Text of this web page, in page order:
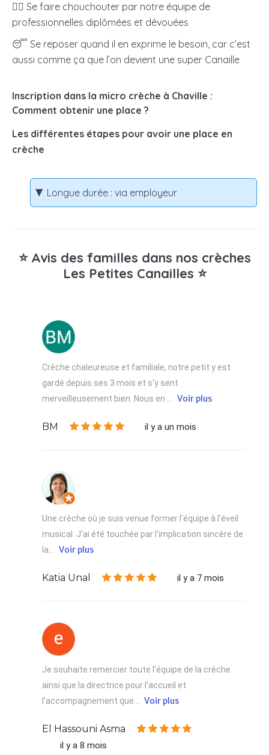
🧖‍♀️ Se faire chouchouter par notre équipe de
professionnelles diplômées et dévouées
😴 Se reposer quand il en exprime le besoin, car c’est
aussi comme ça que l’on devient une super Canaille
Inscription dans la micro crèche à Chaville :
Comment obtenir une place ?
Les différentes étapes pour avoir une place en
crèche
Longue durée : via employeur
⭐ Avis des familles dans nos crèches
Les Petites Canailles ⭐
Crèche chaleureuse et familiale, notre petit y est
gardé depuis ses 3 mois et s'y sent
merveilleusement bien. Nous en ... Voir plus
BM il y a un mois
Une crèche où je suis venue former l'équipe à l'éveil
musical. J'ai été touchée par l'implication sincère de
la... Voir plus
Katia Unal il y a 7 mois
Je souhaite remercier toute l’équipe de la crèche
ainsi que la directrice pour l’accueil et
l’accompagnement que... Voir plus
El Hassouni Asma
il y a 8 mois